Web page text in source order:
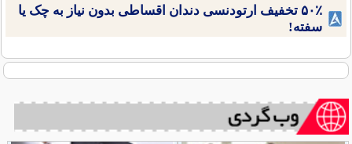
۵۰٪ تخفیف ارتودنسی دندان اقساطی بدون نیاز به چک یا
سفته!